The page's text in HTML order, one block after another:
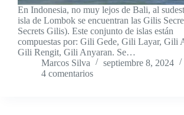
En Indonesia, no muy lejos de Bali, al
isla de Lombok se encuentran las Gilis
Secrets Gilis). Este conjunto de islas están
compuestas por: Gili Gede, Gili Layar, Gili
Gili Rengit, Gili Anyaran. Se…
Marcos Silva
septiembre 8, 2024
4 comentarios